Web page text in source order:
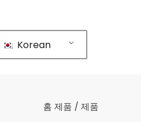
Korean
홈 제품 / 제품